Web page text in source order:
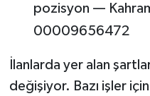
pozisyon —
00009656472
İlanlarda yer alan
değişiyor. Bazı işler